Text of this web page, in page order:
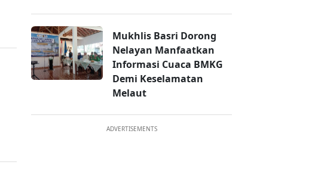
Mukhlis Basri Dorong
Nelayan Manfaatkan
Informasi Cuaca BMKG
Demi Keselamatan
Melaut
ADVERTISEMENTS